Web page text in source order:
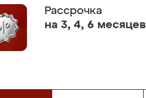
Рассрочка
на 3, 4, 6 месяцев